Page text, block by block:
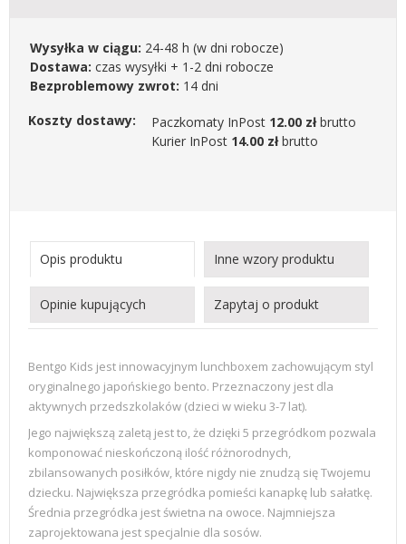
Wysyłka w ciągu: 24-48 h (w dni robocze)
Dostawa: czas wysyłki + 1-2 dni robocze
Bezproblemowy zwrot: 14 dni
Koszty dostawy:
Paczkomaty InPost 12.00 złbrutto
Kurier InPost 14.00 złbrutto
Opis produktu Inne wzory produktu
Opinie kupujących Zapytaj o produkt
Bentgo Kids jest innowacyjnym lunchboxem zachowującym styl
oryginalnego japońskiego bento. Przeznaczony jest dla
aktywnych przedszkolaków (dzieci w wieku 3-7 lat).
Jego największą zaletą jest to, że dzięki 5 przegródkom pozwala
komponować nieskończoną ilość różnorodnych,
zbilansowanych posiłków, które nigdy nie znudzą się Twojemu
dziecku. Największa przegródka pomieści kanapkę lub sałatkę.
Średnia przegródka jest świetna na owoce. Najmniejsza
zaprojektowana jest specjalnie dla sosów.